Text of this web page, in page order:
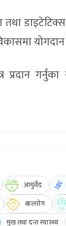
डाइटेटिक्स
प्रदान
आयुर्वेद
बालरोग
मुख तथा दन्त स्वास्थ्य